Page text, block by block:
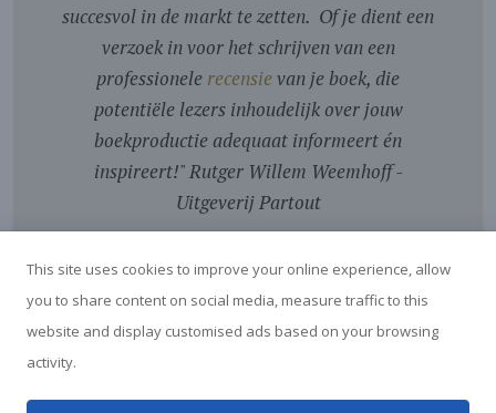
succesvol in de markt te zetten. Of je dient een
verzoek in voor het schrijven van een
professionele recensievan je boek, die
potentiële lezers inhoudelijk over jouw
boekproductie adequaat informeert én
inspireert!"Rutger Willem Weemhoff -
Uitgeverij Partout
This site uses cookies to improve your online experience, allow
you to share content on social media, measure traffic to this
website and display customised ads based on your browsing
activity.